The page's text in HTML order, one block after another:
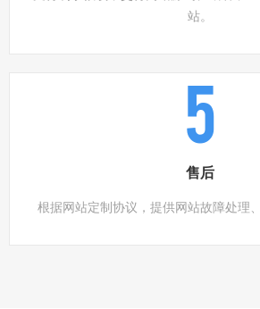
站。
5
售后
根据网站定制协议，提供网站故障处理